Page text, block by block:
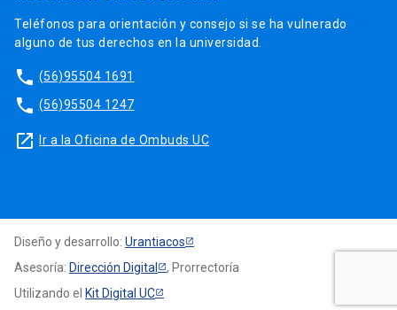
Teléfonos para orientación y consejo si se ha vulnerado
alguno de tus derechos en la universidad.
phone (56)95504 1691
phone (56)95504 1247
launch Ir a la Oficina de Ombuds UC
Diseño y desarrollo: Urantiacos
Asesoría: Dirección Digital
, Prorrectoría
Utilizando el Kit Digital UC